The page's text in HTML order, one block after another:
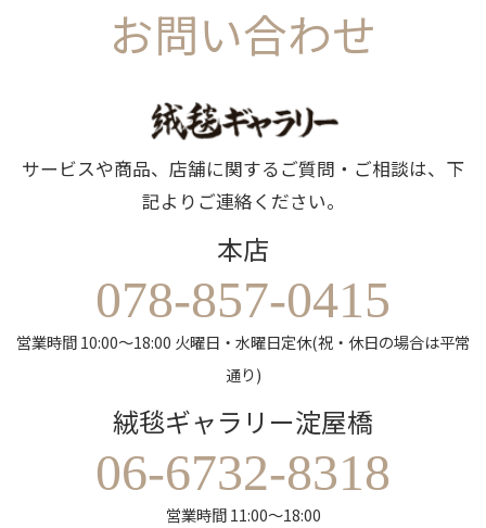
お問い合わせ
サービスや商品、店舗に関するご質問・ご相談は、下
記よりご連絡ください。
本店
078-857-0415
営業時間 10:00～18:00 火曜日・水曜日定休(祝・休日の場合は平常
通り)
絨毯ギャラリー淀屋橋
06-6732-8318
営業時間 11:00～18:00